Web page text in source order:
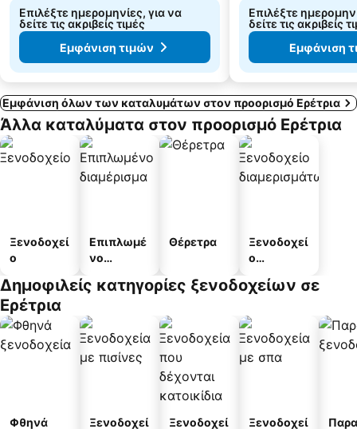
Επιλέξτε ημερομηνίες, για να
δείτε τις ακριβείς τιμές
Εμφάνιση τιμών
Επιλέξτε
δείτε τις ακριβείς
Εμφάνιση
Εμφάνιση όλων των καταλυμάτων στον προορισμό Ερέτρια
Άλλα καταλύματα στον προορισμό Ερέτρια
Ξενοδοχεί
ο
Επιπλωμέ
νο
α
Θέρετρα
Ξενοδοχεί
ο
άτων
Δημοφιλείς κατηγορίες ξενοδοχείων σε
Ερέτρια
Φθηνά
Ξενοδοχεί
Ξενοδοχεί
Ξενοδοχεί